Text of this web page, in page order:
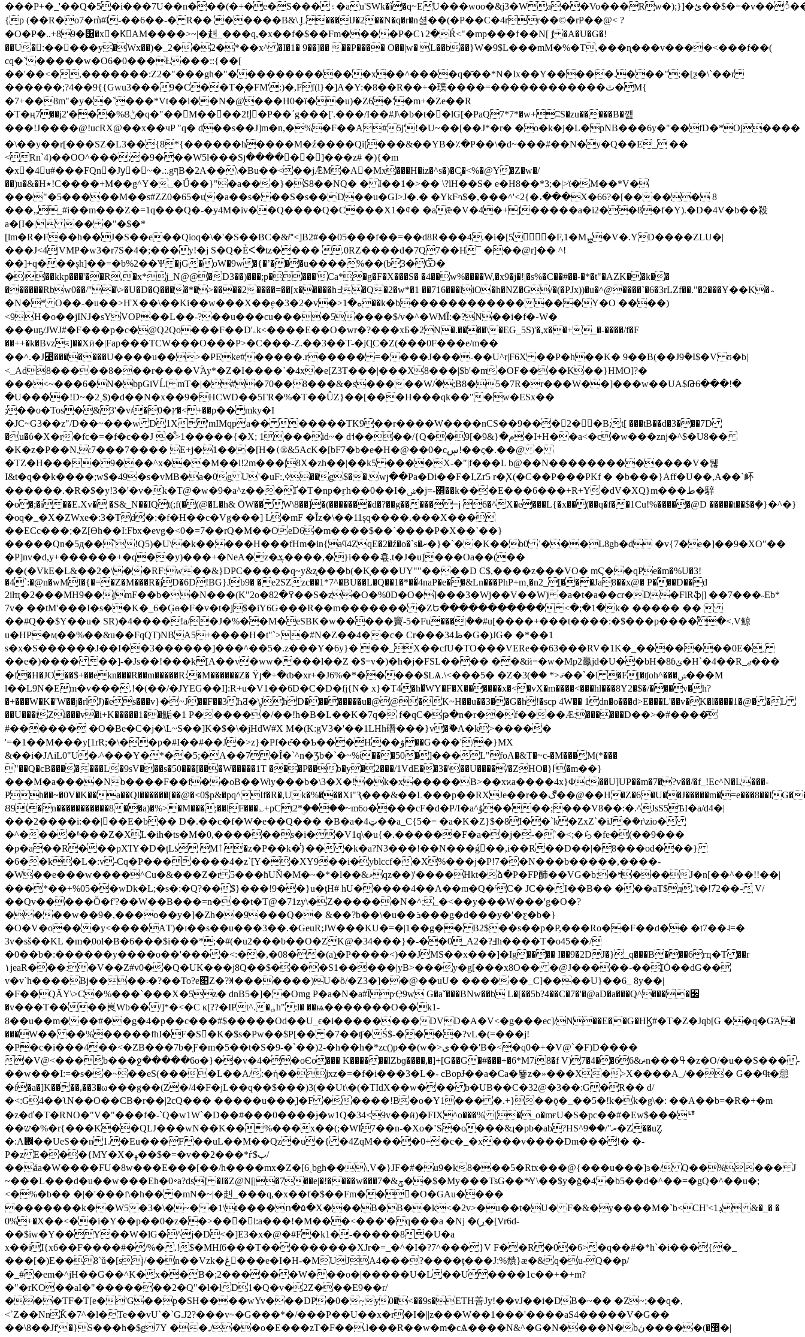
���P+�_'��Q�5�i���7U��n���(�+�e�S���۽�au'SWk�ì�q~EؙU���woo�&j3�Wa��Vo���Rw�);}]�ئ��$�=�v��ᮤ��\��e�
{p (��R�o7�rǹ#l-��6��-� R�� �����B&\݆ L���lJ�2��N�q�r�n셢��(�P��C�4rr��©�rP��@< ?
�O�P�..+89�͸�x�KٌAM����>~|�赳_���q,�x��f�$��Fm����P�C١2�Ŕ<"�mp���ϯ��N[ j �A�U�G�!
��U�:�����y�Wx��)�_2��2�*��x^ �I�1� 9��]�� ��P���� O��|w� L��b��}W�9$L���mM�%�T,���ɳ���v����<���f��(
cq�`�����w�O6�0���Ƚ���::{��[
��'��<�,�������:Z2�"���gh�"������������x��^����q�҃��*N�Ix��Y�����.���";�[ƺ�\`��r
������;?4��9{{Gwu3���9�C��T�̹�FM':)�,Ff(l}�]A�Y:�8��R��+�璞����=������������ٿ�M{
�7+��8m"�y��`���*Vt��l��N�@���H0�ï��u)�Z6�'�m+�Ze��R
�T�ң7��j2'���%Ȣݨ�q�"��M����2!Jِ�P��ʹg���['.���/I��#J\�b�t��lG[�PаQ7*7*�w+ʭS�zu�����B�깶
���!J����@!ucRX@��x��чP "q� d��s��J]m�n,�%�F��A#5j'!�U~��[��J*�r� �o�k�j�L�pNB���6y�"��fD�*Oj����
�\��y��r[���SZ�L3��{8*{������h����M�ź����Qi[���&��YB�٪�P��\�d~���#��N�y�Q��E_ ��
<Rn`4)��OO^���;�9���W5l���Sյ����𼡐� �]���z# �){�m
�x�4u#���FQn�Jyٰ�~�.:.gףB�2A��\�Bu��<��jǢM�A�ٕMx���H�iz�^s�)�C̻�<%�@Y�Z�w�/
��)u�&�H٭!C����+M��g^Y�_�Ű��}"�a���}�S8��NQ� � I��1�>�� \?lH��S� e�H8��*3;�|>ϊ�M��*V�
���"�5�����M��s#ZZ0�65�u�a��s� ��S�s��D��u�GI>J�.� �YkFʴɿ$�,���^'<2{�،���X�66?�[����� 8
���,,_#i��m���Z�=1q���Q�-�y4M�iv��Q����Q�C���X1�¢� �aǣ�V�4�+]�����a�i2��8�f�Y).�D�4V�b��殺
a�[I�| �� �"�$�*
[lm�R�F��h��Ɉ�S��e��Qioq�\�'�S��BC�&ⱓ<]B2#��05���f��=��d8R���4.�i�[5�F,1�Mܨ�V�.YD����ZLU�|
���J<4|VMP�w3�r7S�4�;���y!�j S�Q�Ѐᐸ�tz���� .0RZ����d�7Q7��H¯ ���@r]�� ^!
��]+q���șh]��=�b%2��Ѱ�jG�oW�9w�{�ʼ�֛��u����%��(b3�Ѿ�
�ʵ��kkp���'��R,�x*j_N@@�D3��)���;p����'Ca*�g�F�X���S� �4��w%����W,�x9�j�!|�s%�C��#��-�*�t"�AZK��k��
������Rbw0��/"�\>�U�D�Q����*�>����2����=��[x�����h߃�Q�2�w*�1 ��716���liO�h�NZ�G/�(�PJx))�u�^@����`�6�3rLZf��."�2���Ұ��K�؞
�N�* O��-�u��>ҤX��\��Ki��w���X��۪e�3�2�v�>ە�1��k�b���������������Y�O ����)
<9H�o��jINJ�sYVOP��L��-?��u���cu����5����$/v�^�WMĨ:�?N��i�f�֊W�
���uҕ/JWJ#�F���p�c�@Q2Qo���F��D'ۦk<����E��O�wr�?���xБ�2N�.����\�EG_5S)'�,x��+_�-����/f�F
��++�k�Bvz⋜]��Xӣ�|Fap���TCW���O���P>�C���-Z.��3��T-�jɊC�Z(���0F���e/m��
��^.�J⵩�������U����u��>�PEke#�����.r����� =����J���-��U^r|F6X ��P�h��K� 9��B(��J9݊�I$�V ʊ�b|
<_Ad8�����8���r����VۚAy*�Z�I����`�4x�e[Z3T���|���X8���|$b'�m�OF����K��}HMO]?�
���<~���6�N�bpGiVĹi mT�|�#�70��8���&�s�����W/ؑ�;B8�5�7R�r���W��]���w��UA$Թ6���!�
�U����!D~�2˯$)�d��N�x��9�HCWD��5ΓR�%�T��ÛZ}��[���H���qk��"�w�ESx��
;��o�Tos�&3'�v҂�ץ�0�<+��p�� mky�I
�JC~G3��z"/D��~���w D1X'mIMqpa�� �����TK9��r����W����nCS��9���򔠲2��B;t[ ���tB��d�3���7D
�u�ΰ�X�r�fc�=�f�c��J �͒>1�����{�X; 1֤���id~� d˦����/{Q��9[�م�{&9�I+H��a<�c�w���zǌ�^$�U8��
�K�z�P��N,:7���7���� E+j�1���[H�❲®&5AcK�[bF7�b�e�H�@��0�cڛ!��ς�.��@ �
�TZ�H����9���^x���M��l!2m���|8X�zh��|��k5 ����X-�"|f���L b@��N�������������V�뒎
I&t�q��k����;w$�49�s�vMB�a�0g U'�uF:,ߦ��g$��.wյ��Pa�Di��F�I,Zґ5 r�֚X(�C��P���PKf � �b���}Aff�U��,A��`衃
������.�R�$�y!3�'�v�k�T@�w�9�a^z���Ґ�T�np�ӻh��0��I�ݜ�j=-֝΍��k���E���6���+R+Y�dV�XQ}m���ط�騂
�o�;�i��E.Xv� �S&_N��IQt(;f(�(@�L�h& ŌW�� W\8��]�(�������d�?��g�����=j 6�^X�e���L{�x��(��q�f��1Cu!%�����@D �����t��$�ܻ�}�^�}
�oq�_�X�ZWxe�:3�Td�:�f�H��c�Vg���] L�mF �Ĩz�\��11șq����.���X���
��ECc���;�Z[Өh��I:Fbx�evg�<0�=7��rQ�M��OeD6�m����$��`����P�X��`��}
�����Qn�5д��֯`!Q5)�U\�k�����H���fHm�in{aϥ4ZqE�2�ź�o�`s�ށ�}�`��K��b0 ʿ���L8gb�d �v{7�e�]��9�XO"��
�P]nv�d,y+������+�q��y)���+�NeA�z�ܮ����,�}i���횫.t�J�u]���Oa��(��
��(�VkE�L&��2�\��RF:w��&}DPC�����q~y&ʐ���b(�K֧���UY""����D C$,����z���VO� mϚ��qPe�m�%U�3!
�4`:�@n�wMI�{�=�Z�M���R�jD�6D!BG}Jb9� �e2SZzc��1*7^�BU��L�Q��1�*��̐4naP�e͘��&Ln���PhP+m¸�n2_[���Ja8��x@� P���D��d
2ilҵ�2���MH9��jmF��b��N���(K"2o�8߉�2��S�z�O�%0D�O�]���3�Wj��V��W) �a�t�a��cr�D�FlRֆ|] ��7���˶Eb*
7v� ��tM'���I�s��K�_6�Ģө�F�v�t�j$�iY6G���R��m������� �ZԵ����������� <�;�1�k� ����� �� 
��#Q��$Y��u� SR)�4����!a/�J�%��M�eSBK�w�����竇-5�Fu���|݅��#u[����+���t����:�$���p����߬�<.V鲸
u�HP�ӎ��%��&u��FqQT)NBA5+����H�t"`>�#N�Z��4��c� Cr���ظ34�G�)JG� �*��1
s�x�S������J��I��3������]���^��5�.z���Y�6y}� ��_X��cfU�TO���VERe��63���RV�1K�_�������0E�˳
��e�)���� ��]-�Js��!���k[A��v�ww����l��Z �$=v�)�h�j�FSL���� ��&й=�w�Mp2鸁jd�U��bH�8ɓݵ�H`�4��R_ޖ���
�f�H�JO��$+��ekn���R��m�����R:�M������Z� Ÿյ�+�ȸ�xr+�J6%�*�����$LѦ.\<���5� �Z�ޤ<* ��)3��`�l �F[�ʧoh^���ݾ���M
l��L9N�Em�v���.!�(��/�JYEG��I]:R+u�V1��6D�C�D�fј{N� x}�T4�h�̈WY�F�X������x�<�vX�m����<���hl���8Y2�$�/���v�h?
�+���W�K�'W��j�rlJ)�es���v}�~J��F��3ҺƋ�݆\JhD��������u�@@�K~H��u��3��G�h!�scp 4W�� 1dn�o���d>E���L'��v�K�l����1�@� �L
��U���iZi���v�i+K�����1��鮜�1 P������/��!h�B�L��K�7q� f�qC�թ�n�r��f����Ӕ:������D��>�#����͞
#������ �O�Be�C�j�\L~S��]K�$�\�jHdW#X M�(K:gV3�'��1LHh䃡���}v�ޮ�A�k>�����
'=�1��M���y[1rR;�\��p�#I��#��J�>z}�Pf�e͊��Ƅ���H��ۋ��G���'/�}MX
&��i�JAiL0"U�܁^���Y�*��5;�A��7�Ȋ�`^n�Ʒb�`�~%ί���50�]���L"foA�&T�~c-�M���M(*���
"��Q�cB�������L�9sV���s�50���[���W�����1T ���P��b�y�2���/1VdE��3�\��U����/�ZHO�}ߓ�m��}
���M�a����Nb����F��f��oB��Wiy���b�\3�X�!�k�x�����B>��xϰa����4x}Φc��U]UP��m�7�?v��/�f_!Ec^N�L���-
Ph��~�0V�K��a��Ql������[��@�<0$p&�pq^If�R�,Uk�%���Xi"Ԇ���&��L���p��RXJe��r��ڰ��@��H�Z�6�U��J�����m�=e���8��IG��sA�"x��&���¨+y�6c�n�b��Z)F`��`�!#����
Ȣ9t�n�����������8��a)�%>�M���;��lF���؎+pCt2*ۣ����~m6o����cF�d�P/I�a^ۇ����;���V8��:�.^JsS5ѢI�a/d4�|
���2����i:��|��E�b�� D�.��c�f�W�e��Q��� �B�a�4ټ��a_C{5�= �a�K�Z}$�8I��`k�ZxZ`�iJ�ܿ�r\zio�
�^����ʱ���Z�XL�ih�ts�M�0,������s�i��V1q\�u{�.������F�a��j�-�`�<;�ら�fe�(��9���
�p�a��R���pXΊY�D�țLƾ Mٲ�z�P��k�̾}�� �k�a?N3���!��N���ǵ򴳤��,i��R��D��|�8���od���}
�6��k�L�:v-Cq�P�������4�z`[Y��XY9��i�yblccf��X%���j�P!7��N���b�����,����-
�W��e���w����^Cu�&���Z�r 5���ħUŇ�M�~�*�l��&މqz��)'����Hkt�ձ�P�FP䣪��VG�b;�ߞ���J�n[��^��!!��|
���*��+%05��wDk�L;�s�:�Q?��$}���!9��}u�ţH# hU�����4��A��m�Q�ˁC� JC��I��B�� ���aT$д.'t�!7֙2��- ͕V/
��Qv�����Ȍ�f'?��W��B���=n���t�T@�71zy\�Z������N�^;_�<��y���W���'g�O�?
����w��9�,���o��y�]�Zh��9���Q�� &��?b��\�u��ܪ���g�d���y�'�ƹ�b�}
�O�V�o���y<����AТ)�ɪ��s��u���3��.�GeuR;JW���KU�=�|1��g�� B2$��s��p�P,���Ro��F��d�� �t7��˨=�
3v�sš��KL �m�ְ0ol�B�6���$i���*;�#(�u2���b��O�ZK@�34���}�-��0_A2�?Ⅎh����T�o45��/
�0��b�:������y����o��'����<:��,�08��(a)̱�P����<)��JMS��x���]�Ig���� I��9�2DJ�}_q���B���6rҵ�T ��r
۱jeaR���:�V��Z#v0��Q�UK���j8Q��$����S1�����|yB>���y�g[���x8O�� �@J�����-��[Ȯ��dG��
v�v`h����Bj����܃�?��To?e׉Z�?ꈁ�������)U�ȍ/�Z3�]��@��uU� ������_C]����U}��6_ 8y��|
�F��QÄY\>C�%���`���X�5z� dnB5�]��Omg P�a�N�a#ĪpҾ9w G�aˇ���BNw��b L�[��5b?4��C�7�'�@aD�a���Q^����﫼
�v���T����峎Wb��/]*�<�C κ[??�IPt^.�؈h":l� ��ѩ�������O��k1-
8��u��m���#��g�4�p��c���#$�����Od��U_ϵ�i��������DVD�A�V<�g���ec]/N��E��G�HϏ#�T�Z�Jqb[G ��q�GΆ�
���W�� ��%�����fhI�F�S�َK�$s�Pw��$P[�� �7��ʧ�Ś$-����?vL�(=���j!
�P�c�i���4��<�ZB���7b�Ƒ�m�5��t�S�9-�`��)2-�h��h�*zc()p��(w�>ی���'B�<�q0�+�V@`�F)D����
�V@<���b���ջ�����6o�}��v�4��oЄo��� K������lZbɡ����,�]+[G��G�#���+�6*M7i8�f V)7�4��6ޡ&6n���ߟ�z�O/�u��S���-
��w���I:=�s��~��eS(����L��A/:�ή��jxz�=�f�i���3�L�- cBopɈ��a�Ca�뚛z�»���X�>X����A_/��� G��ϥŧ�憩
�f�a�]K����,��3�ω���g��(Z�/4�F�jL��q��$���)3(��Ut\�(�TIdX��w��� b�UB��C�32@�3��:G�R�� d/
�<:G4��ʅN��O��CB�r��|2cQ��� �����u���̩]�F �����!B�o�Y1��� �.+}��ǭ�_��5�!k�k�g\�: ��A��b=�R�+�m
�z�ď�T�RNO�"V�"���f�-`Q�w1W`�D��#���0����ɉ�w1Q�34<9v��ӥ)�FIX^o���% [�_o�mғU�S�pc��#�Ew$���ᅝ
��ש�%�r{���K��QǇ���wN��K��%���x��(;�WI7��n-�Xo�ʽS�o���&ɻ�pb�ab?HS^ރ"/��9�Z��u݆Z
�:A݌��UeS��n1.�Eu���F��uL��M��Qz�u�{ �4ZqM����0+�c�_�x���v����Dm���!� �-
P�z E���{MY�X�ߪ��$�=�v��2���*ѓ$ٻ/
��åa�W����FU�8w���E���[��/h����mx�Z�[6ˏbgh��\,V�}JF�#�u9�k8���5�Rtx���@{���u���]ɜ�/ Q��%��� J
~���L���d�u��w���Eh�0࠾a?ds] �I�Z@N[|�7��e|�!����w���ݯ&�7��$�My���TsG��*ͣY\��$y�ğ�4�b5��d�^��=�gQ�^��u�;
<�%�b�� �|�'���f\�h�� �mN�~|�赳_���q,�x��f�$��Fm���O�GAu����
�������k��W5�3�\�~��1\t����ո�۵�X���B�B��k<�2v>�u��t�U� F�&�y����M�`b<CH'<ڊ1 � �_�&
�+%0X��<��i�Y��p��0�z��>���ٓl:a���!�M���<���'�q���a �Nj �(ڔ�[Vr6d-
��$iw�Y��Y��W�lG�^j�D<�]E3�x�@�#F�k1�-�����8�U�a
x��iI{x6��F����#�/%�.!$�MHſ6���T���������XJr�=_�^�I�?7^���}V F��R�0�6>�q��#�*h`�i���{�_
���[�)E��8`ǔ�[sj/��n��Vzk�ڠ�ٔ��e�I�H-�MUJA4���?����ţ���J:%穨}æ�&q�u-Q��p/
�_#�em�^jH��G��^K�x��B�;2������W���o�|�����U�L��U����1c��+�+m?
�"�rKO��aI�"�������2�Q"�l�lD1�Q�v�2Z���E9��r/
���ƬF�T[e�'G��p�SH����wYv���DP�0�ܼ~y0�<��9s�ETH善Jy!��vJ��i�DB�~�� �Z~;��q�,
<ߴZ��NnǨ�7^�l�Te��vU`�`G.J2?���v~�G���*�/���P��U��x�r�I�||z���W��1���'����aS4�����V�G��
��\8��Jf'֛�}S���h�$g7Ү ��,/��o�E���zT�F��.l���R��w�m�cѦ����N&^�G�N����N�b޽�)�����ڽ�|